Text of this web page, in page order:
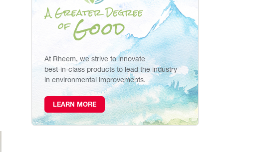
At Rheem, we strive to innovate
best-in-class products to lead the industry
in environmental improvements.
LEARN MORE